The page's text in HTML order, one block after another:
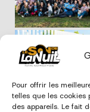
Pour offrir les
telles que les
des appareils. Le fait